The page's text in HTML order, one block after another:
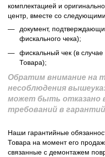
комплектацией и
центр, вместе со
документ,
фискального чека);
фискальный чек (в
Товара);
Обратим внимание на
несоблюдения
может быть отказано
требований в
Наши гарантийные
Товара на момент его
связанные с демонтажем